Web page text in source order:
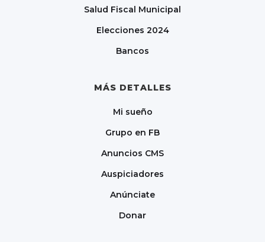
Salud Fiscal Municipal
Elecciones 2024
Bancos
MÁS DETALLES
Mi sueño
Grupo en FB
Anuncios CMS
Auspiciadores
Anúnciate
Donar